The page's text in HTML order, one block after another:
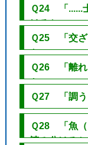
Ｑ24 「......
けるか
Ｑ25 「交ざ
か
Ｑ26 「離れ
か
Ｑ27 「調う
Ｑ28 「魚（
読み分けるか